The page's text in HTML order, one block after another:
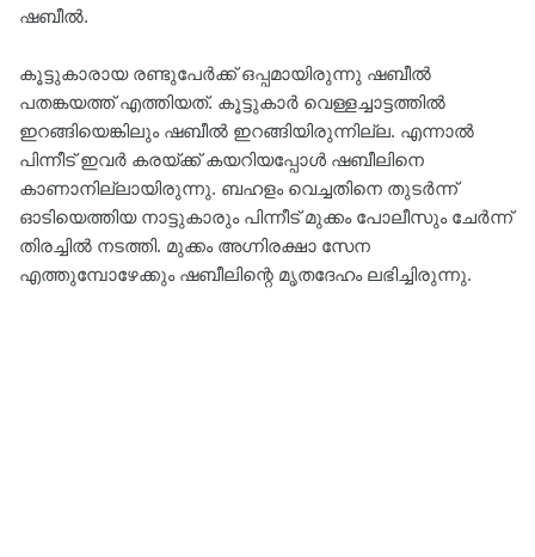
ഷബീൽ.
കൂട്ടുകാരായ രണ്ടുപേര്‍ക്ക് ഒപ്പമായിരുന്നു ഷബീല്‍
പതങ്കയത്ത് എത്തിയത്. കൂട്ടുകാര്‍ വെള്ളച്ചാട്ടത്തില്‍
ഇറങ്ങിയെങ്കിലും ഷബീല്‍ ഇറങ്ങിയിരുന്നില്ല. എന്നാല്‍
പിന്നീട് ഇവര്‍ കരയ്ക്ക് കയറിയപ്പോള്‍ ഷബീലിനെ
കാണാനില്ലായിരുന്നു. ബഹളം വെച്ചതിനെ തുടര്‍ന്ന്
ഓടിയെത്തിയ നാട്ടുകാരും പിന്നീട് മുക്കം പോലീസും ചേര്‍ന്ന്
തിരച്ചില്‍ നടത്തി. മുക്കം അഗ്നിരക്ഷാ സേന
എത്തുമ്പോഴേക്കും ഷബീലിന്റെ മൃതദേഹം ലഭിച്ചിരുന്നു.